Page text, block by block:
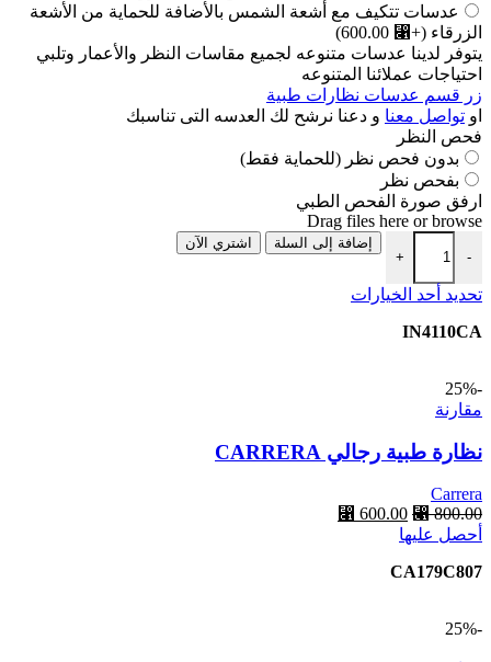
عدسات تتكيف مع أشعة الشمس بالأضافة للحماية من الأشعة
الزرقاء (+⃁ 600.00)
يتوفر لدينا عدسات متنوعه لجميع مقاسات النظر والأعمار وتلبي
احتياجات عملائنا المتنوعه
زر قسم عدسات نظارات طبية
او تواصل معنا و دعنا نرشح لك العدسه التى تناسبك
فحص النظر
بدون فحص نظر (للحماية فقط)
بفحص نظر
ارفق صورة الفحص الطبي
Drag files here orbrowse
-
+
إضافة إلى السلة اشتري الآن
تحديد أحد الخيارات
IN4110CA
-25%
مقارنة
نظارة طبية رجالي CARRERA
Carrera
⃁800.00
⃁ 600.00
أحصل عليها
CA179C807
-25%